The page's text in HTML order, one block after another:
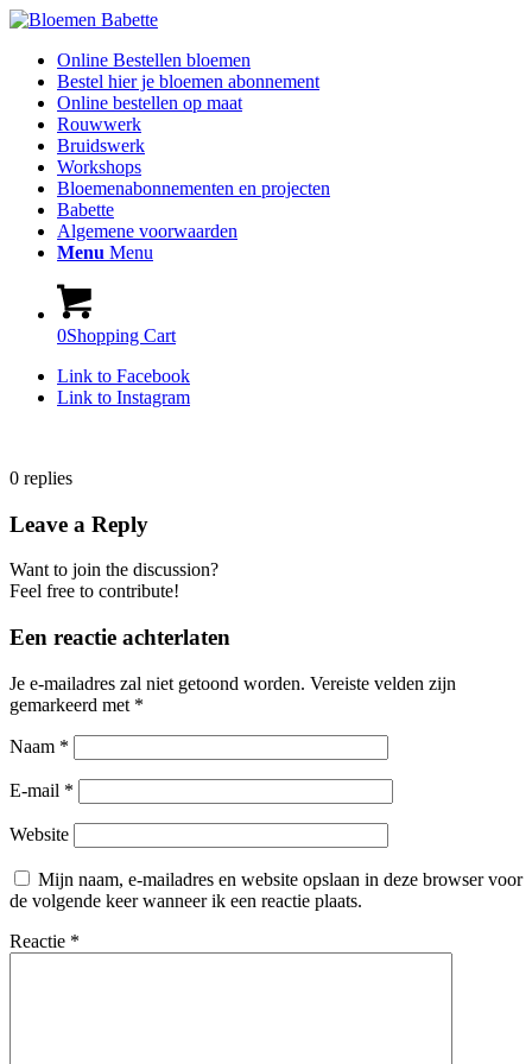
Online Bestellen bloemen
Bestel hier je bloemen abonnement
Online bestellen op maat
Rouwwerk
Bruidswerk
Workshops
Bloemenabonnementen en projecten
Babette
Algemene voorwaarden
Menu Menu
0Shopping Cart
Link to Facebook
Link to Instagram
0 replies
Leave a Reply
Want to join the discussion?
Feel free to contribute!
Een reactie achterlaten
Je e-mailadres zal niet getoond worden. Vereiste velden zijn
gemarkeerd met *
Naam *
E-mail *
Website
Mijn naam, e-mailadres en website opslaan in deze browser voor
de volgende keer wanneer ik een reactie plaats.
Reactie *